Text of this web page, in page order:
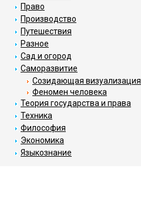
Право
Производство
Путешествия
Разное
Сад и огород
Саморазвитие
Созидающая визуализация
Феномен человека
Теория государства и права
Техника
Философия
Экономика
Языкознание